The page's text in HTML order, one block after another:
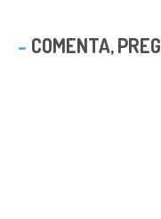
COMENTA,